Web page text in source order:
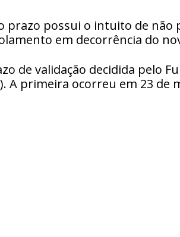
prazo possui o intuito de não
em decorrência do
de validação decidida pelo
A primeira ocorreu em 23 de